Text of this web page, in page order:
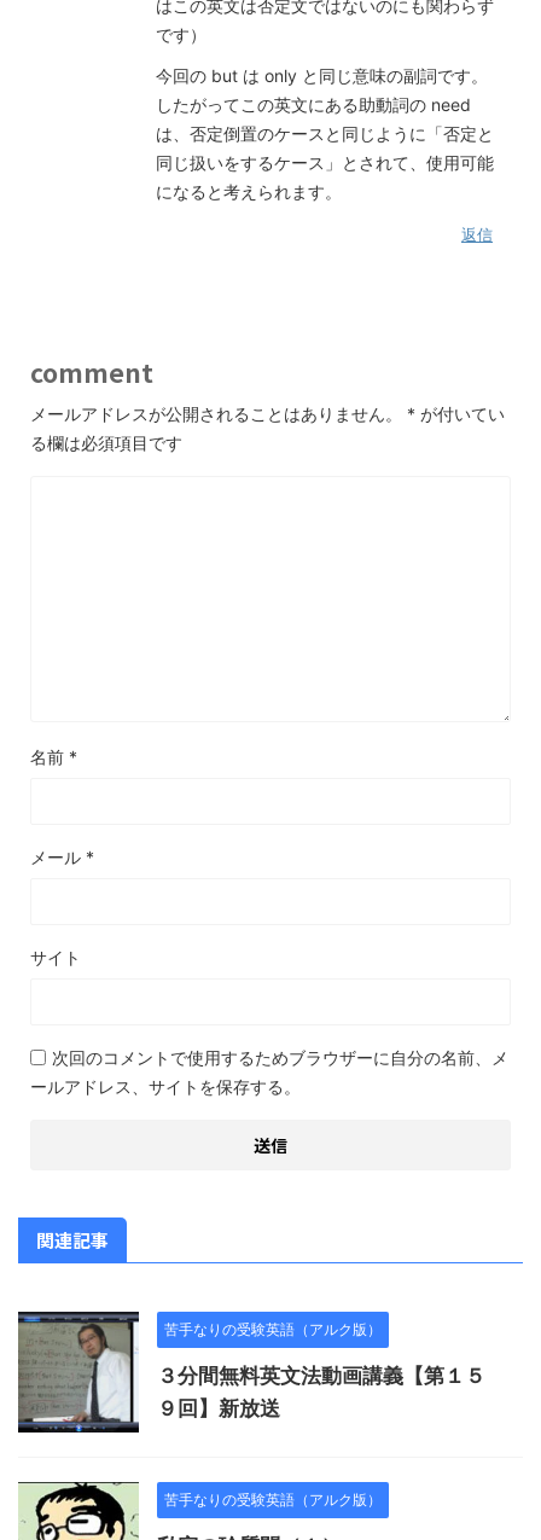
はこの英文は否定文ではないのにも関わらず
です）
今回の but は only と同じ意味の副詞です。
したがってこの英文にある助動詞の need
は、否定倒置のケースと同じように「否定と
同じ扱いをするケース」とされて、使用可能
になると考えられます。
返信
comment
メールアドレスが公開されることはありません。 * が付いてい
る欄は必須項目です
名前 *
メール *
サイト
次回のコメントで使用するためブラウザーに自分の名前、メ
ールアドレス、サイトを保存する。
関連記事
苦手なりの受験英語（アルク版）
３分間無料英文法動画講義【第１５
９回】新放送
苦手なりの受験英語（アルク版）